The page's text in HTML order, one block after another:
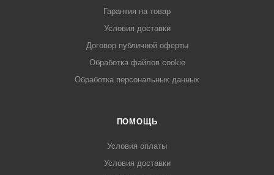
Гарантия на товар
Условия доставки
Договор публичной оферты
Обработка файлов cookie
Обработка персональных данных
ПОМОЩЬ
Условия оплаты
Условия доставки